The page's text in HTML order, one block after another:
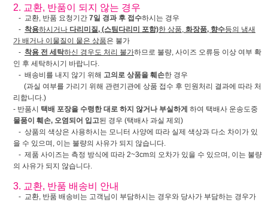
2. 교환, 반품이 되지 않는 경우
- 교환, 반품 요청기간 7일 경과 후 접수하시는 경우
- 착용하시거나 다리미질, (스팀다리미 포함)한 상품, 화장품, 향수등의 냄새
가 배거나 이물질이 뭍은 상품은 불가
- 착용 전 세탁하신 경우도 처리 불가하므로 불량, 사이즈 오류등 이상 여부 확
인 후 세탁하시기 바랍니다.
- 배송비를 내지 않기 위해 고의로 상품을 훼손한 경우
(과실 여부를 가리기 위해 관련기관에 상품 접수 후 민원처리 결과에 따라 처
리합니다.)
- 반품시 택배 포장을 수령한 대로 하지 않거나 부실하게 하여 택배사 운송도중
물품이 훼손, 오염되어 입고된 경우 (택배사 과실 제외)
- 상품의 색상은 사용하시는 모니터 사양에 따라 실제 색상과 다소 차이가 있
을 수 있으며, 이는 불량의 사유가 되지 않습니다.
- 제품 사이즈는 측정 방식에 따라 2~3cm의 오차가 있을 수 있으며, 이는 불량
의 사유가 되지 않습니다.
3. 교환, 반품 배송비 안내
- 교환, 반품 배송비는 고객님이 부담하시는 경우와 당사가 부담하는 경우가